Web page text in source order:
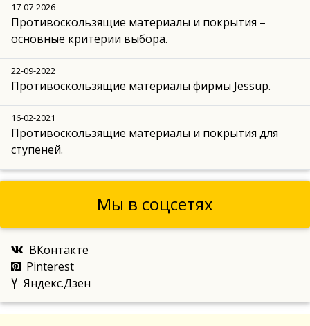
17-07-2026
Противоскользящие материалы и покрытия –
основные критерии выбора.
22-09-2022
Противоскользящие материалы фирмы Jessup.
16-02-2021
Противоскользящие материалы и покрытия для
ступеней.
Мы в соцсетях
ВКонтакте
Pinterest
Яндекс.Дзен